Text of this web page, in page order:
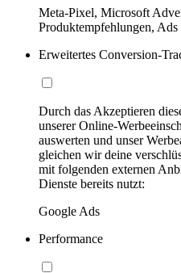
Meta-Pixel, Microsoft
Produktempfehlungen, Ads
Erweitertes Conversion-
Durch das Akzeptieren
unserer Online-
auswerten und unser
gleichen wir deine
mit folgenden externen
Dienste bereits nutzt:
Google Ads
Performance